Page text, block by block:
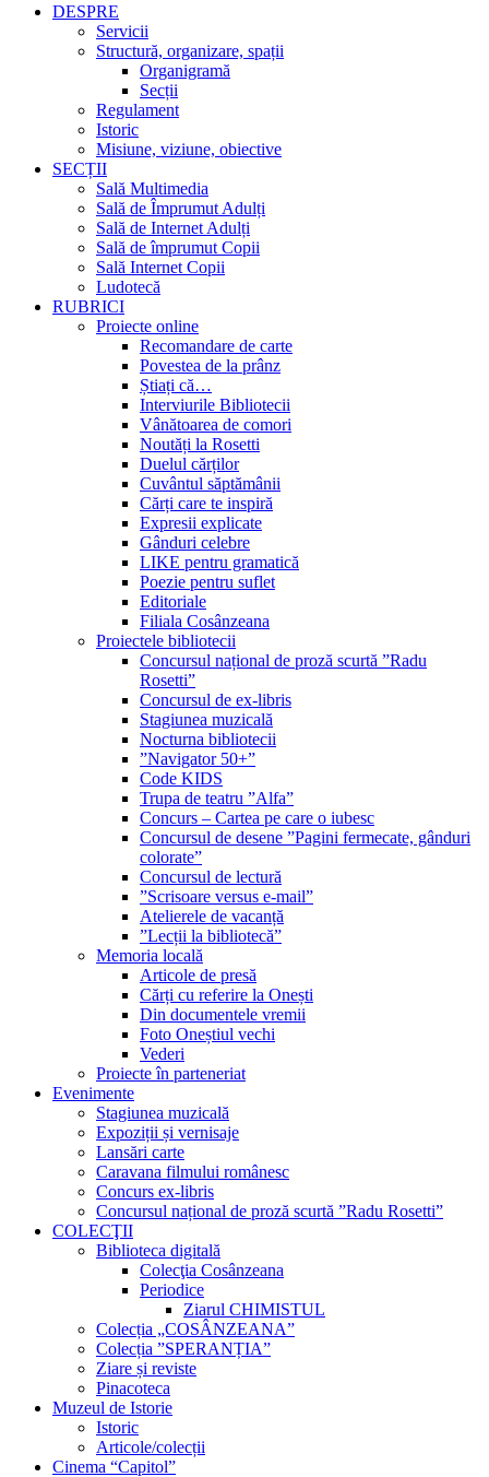
DESPRE
Servicii
Structură, organizare, spații
Organigramă
Secții
Regulament
Istoric
Misiune, viziune, obiective
SECȚII
Sală Multimedia
Sală de Împrumut Adulți
Sală de Internet Adulți
Sală de împrumut Copii
Sală Internet Copii
Ludotecă
RUBRICI
Proiecte online
Recomandare de carte
Povestea de la prânz
Știați că…
Interviurile Bibliotecii
Vânătoarea de comori
Noutăți la Rosetti
Duelul cărților
Cuvântul săptămânii
Cărți care te inspiră
Expresii explicate
Gânduri celebre
LIKE pentru gramatică
Poezie pentru suflet
Editoriale
Filiala Cosânzeana
Proiectele bibliotecii
Concursul național de proză scurtă ”Radu
Rosetti”
Concursul de ex-libris
Stagiunea muzicală
Nocturna bibliotecii
”Navigator 50+”
Code KIDS
Trupa de teatru ”Alfa”
Concurs – Cartea pe care o iubesc
Concursul de desene ”Pagini fermecate, gânduri
colorate”
Concursul de lectură
”Scrisoare versus e-mail”
Atelierele de vacanță
”Lecții la bibliotecă”
Memoria locală
Articole de presă
Cărți cu referire la Onești
Din documentele vremii
Foto Oneștiul vechi
Vederi
Proiecte în parteneriat
Evenimente
Stagiunea muzicală
Expoziții și vernisaje
Lansări carte
Caravana filmului românesc
Concurs ex-libris
Concursul național de proză scurtă ”Radu Rosetti”
COLECŢII
Biblioteca digitală
Colecţia Cosânzeana
Periodice
Ziarul CHIMISTUL
Colecția „COSÂNZEANA”
Colecția ”SPERANȚIA”
Ziare și reviste
Pinacoteca
Muzeul de Istorie
Istoric
Articole/colecții
Cinema “Capitol”